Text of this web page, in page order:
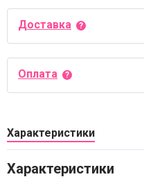
Доставка
Оплата
Характеристики
Характеристики